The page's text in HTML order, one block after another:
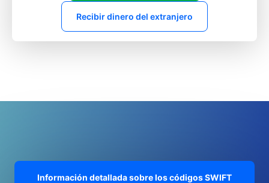
Recibir dinero del extranjero
Información detallada sobre los códigos SWIFT